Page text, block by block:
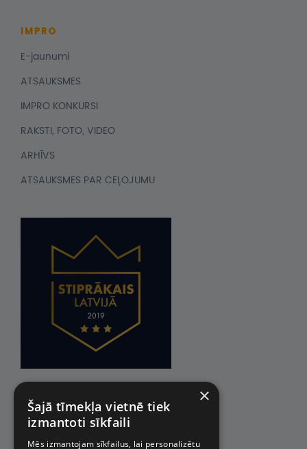
IMPRO
E-jaunumi
ATSAUKSMES
IMPRO KONKURSI
RAKSTI, FOTO, VIDEO
ARHĪVS
ATSAUKSMES PAR CEĻOJUMU
×
Šajā tīmekļa vietnē tiek
izmantoti sīkfaili
Mēs izmantojam sīkfailus, lai personalizētu